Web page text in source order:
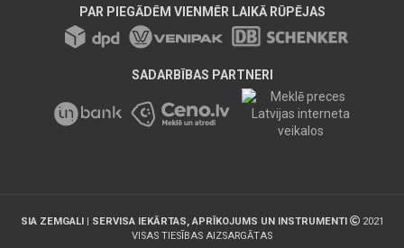
PAR PIEGĀDĒM VIENMĒR LAIKĀ RŪPĒJAS
SADARBĪBAS PARTNERI
SIA ZEMGALI | SERVISA IEKĀRTAS, APRĪKOJUMS UN INSTRUMENTI
2021
VISAS TIESĪBAS AIZSARGĀTAS